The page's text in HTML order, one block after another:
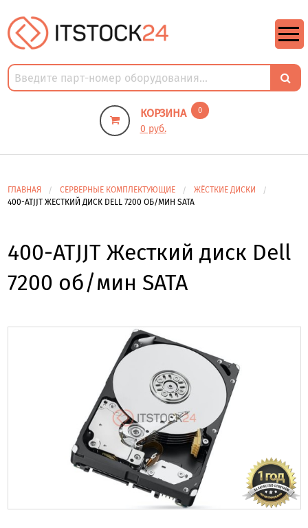
КОРЗИНА 0
0 руб.
ГЛАВНАЯ СЕРВЕРНЫЕ КОМПЛЕКТУЮЩИЕ
ЖЁСТКИЕ ДИСКИ
400-ATJJT ЖЕСТКИЙ ДИСК DELL 7200 ОБ/МИН SATA
400-ATJJT Жесткий диск Dell
7200 об/мин SATA